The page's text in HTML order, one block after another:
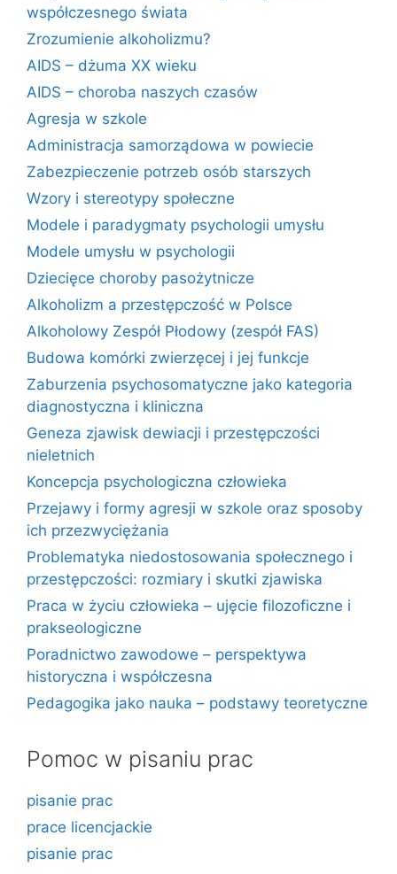
współczesnego świata
Zrozumienie alkoholizmu?
AIDS – dżuma XX wieku
AIDS – choroba naszych czasów
Agresja w szkole
Administracja samorządowa w powiecie
Zabezpieczenie potrzeb osób starszych
Wzory i stereotypy społeczne
Modele i paradygmaty psychologii umysłu
Modele umysłu w psychologii
Dziecięce choroby pasożytnicze
Alkoholizm a przestępczość w Polsce
Alkoholowy Zespół Płodowy (zespół FAS)
Budowa komórki zwierzęcej i jej funkcje
Zaburzenia psychosomatyczne jako kategoria
diagnostyczna i kliniczna
Geneza zjawisk dewiacji i przestępczości
nieletnich
Koncepcja psychologiczna człowieka
Przejawy i formy agresji w szkole oraz sposoby
ich przezwyciężania
Problematyka niedostosowania społecznego i
przestępczości: rozmiary i skutki zjawiska
Praca w życiu człowieka – ujęcie filozoficzne i
prakseologiczne
Poradnictwo zawodowe – perspektywa
historyczna i współczesna
Pedagogika jako nauka – podstawy teoretyczne
Pomoc w pisaniu prac
pisanie prac
prace licencjackie
pisanie prac